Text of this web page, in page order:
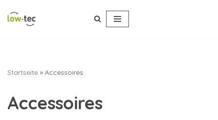
Startseite » Accessoires
Accessoires